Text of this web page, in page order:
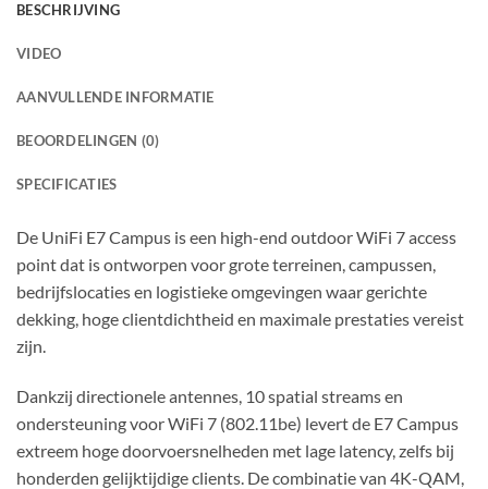
BESCHRIJVING
VIDEO
AANVULLENDE INFORMATIE
BEOORDELINGEN (0)
SPECIFICATIES
De UniFi E7 Campus is een high-end outdoor WiFi 7 access
point dat is ontworpen voor grote terreinen, campussen,
bedrijfslocaties en logistieke omgevingen waar gerichte
dekking, hoge clientdichtheid en maximale prestaties vereist
zijn.
Dankzij directionele antennes, 10 spatial streams en
ondersteuning voor WiFi 7 (802.11be) levert de E7 Campus
extreem hoge doorvoersnelheden met lage latency, zelfs bij
honderden gelijktijdige clients. De combinatie van 4K-QAM,